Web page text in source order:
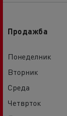
Продажба
Понеделник
Вторник
Среда
Четврток